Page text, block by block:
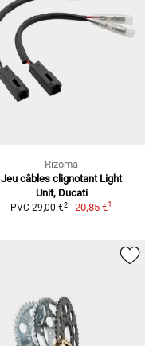
Rizoma
Jeu câbles clignotant Light
Unit, Ducati
PVC 29,00 €2 20,85 €1